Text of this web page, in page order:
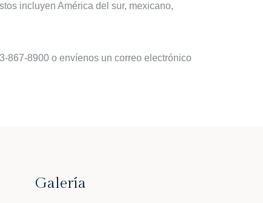
incluyen América del sur, mexicano,
867-8900 o envíenos un correo electrónico
Galería